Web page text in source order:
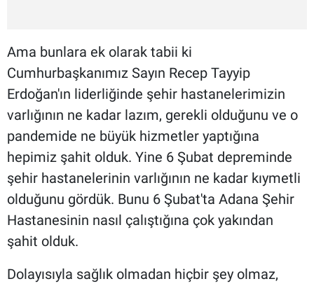
Ama bunlara ek olarak tabii ki
Cumhurbaşkanımız Sayın Recep Tayyip
Erdoğan'ın liderliğinde şehir hastanelerimizin
varlığının ne kadar lazım, gerekli olduğunu ve o
pandemide ne büyük hizmetler yaptığına
hepimiz şahit olduk. Yine 6 Şubat depreminde
şehir hastanelerinin varlığının ne kadar kıymetli
olduğunu gördük. Bunu 6 Şubat'ta Adana Şehir
Hastanesinin nasıl çalıştığına çok yakından
şahit olduk.
Dolayısıyla sağlık olmadan hiçbir şey olmaz,